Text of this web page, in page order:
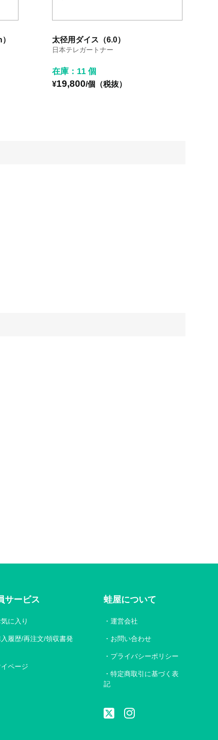
太径用ダイス（6.0）
日本テレガートナー
在庫：11 個
¥19,800/個（税抜）
サービス
に入り
入履歴/再注文/領収書発
イページ
蛙屋について
運営会社
お問い合わせ
プライバシーポリシー
特定商取引に基づく表
記